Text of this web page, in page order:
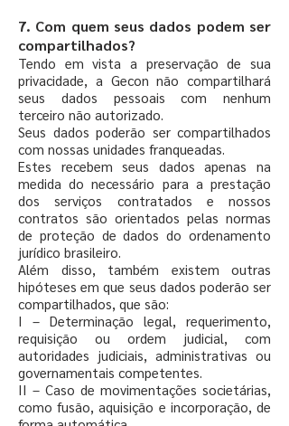
7. Com quem seus dados podem ser
compartilhados?
Tendo em vista a preservação de sua
privacidade, a Gecon não compartilhará
seus dados pessoais com nenhum
terceiro não autorizado.
Seus dados poderão ser compartilhados
com nossas unidades franqueadas.
Estes recebem seus dados apenas na
medida do necessário para a prestação
dos serviços contratados e nossos
contratos são orientados pelas normas
de proteção de dados do ordenamento
jurídico brasileiro.
Além disso, também existem outras
hipóteses em que seus dados poderão ser
compartilhados, que são:
I – Determinação legal, requerimento,
requisição ou ordem judicial, com
autoridades judiciais, administrativas ou
governamentais competentes.
II – Caso de movimentações societárias,
como fusão, aquisição e incorporação, de